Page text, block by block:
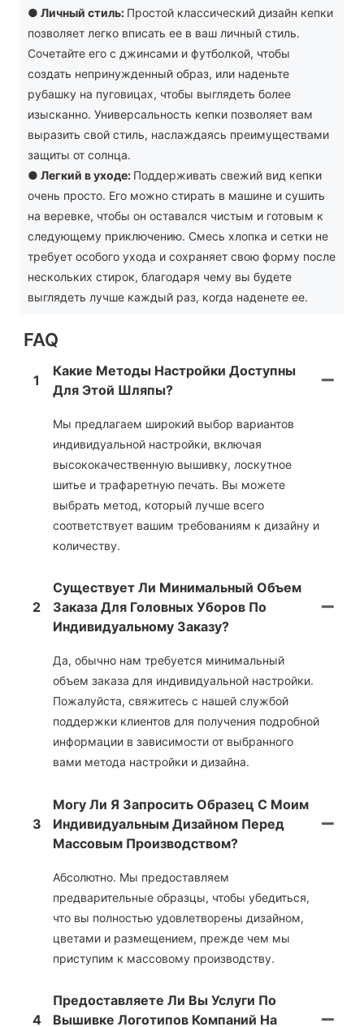
● Личный стиль: Простой классический дизайн кепки
позволяет легко вписать ее в ваш личный стиль.
Сочетайте его с джинсами и футболкой, чтобы
создать непринужденный образ, или наденьте
рубашку на пуговицах, чтобы выглядеть более
изысканно. Универсальность кепки позволяет вам
выразить свой стиль, наслаждаясь преимуществами
защиты от солнца.
● Легкий в уходе: Поддерживать свежий вид кепки
очень просто. Его можно стирать в машине и сушить
на веревке, чтобы он оставался чистым и готовым к
следующему приключению. Смесь хлопка и сетки не
требует особого ухода и сохраняет свою форму после
нескольких стирок, благодаря чему вы будете
выглядеть лучше каждый раз, когда наденете ее.
FAQ
1
Какие Методы Настройки Доступны
Для Этой Шляпы?
Мы предлагаем широкий выбор вариантов
индивидуальной настройки, включая
высококачественную вышивку, лоскутное
шитье и трафаретную печать. Вы можете
выбрать метод, который лучше всего
соответствует вашим требованиям к дизайну и
количеству.
2
Существует Ли Минимальный Объем
Заказа Для Головных Уборов По
Индивидуальному Заказу?
Да, обычно нам требуется минимальный
объем заказа для индивидуальной настройки.
Пожалуйста, свяжитесь с нашей службой
поддержки клиентов для получения подробной
информации в зависимости от выбранного
вами метода настройки и дизайна.
3
Могу Ли Я Запросить Образец С Моим
Индивидуальным Дизайном Перед
Массовым Производством?
Абсолютно. Мы предоставляем
предварительные образцы, чтобы убедиться,
что вы полностью удовлетворены дизайном,
цветами и размещением, прежде чем мы
приступим к массовому производству.
4
Предоставляете Ли Вы Услуги По
Вышивке Логотипов Компаний На